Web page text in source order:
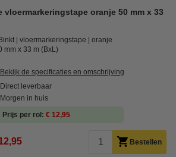
vloermarkeringstape oranje 50 mm x 33
vloermarkeringstape
oranje
mm x 33 m (BxL)
Bekijk de specificaties en omschrijving
Direct leverbaar
Morgen in huis
Prijs per rol
€ 12,95
Bestellen